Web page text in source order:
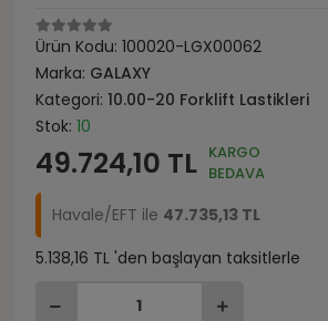
Ürün Kodu: 100020-LGX00062
Marka: GALAXY
Kategori: 10.00-20 Forklift Lastikleri
Stok: 10
49.724,10 TL KARGO
BEDAVA
Havale/EFT ile 47.735,13 TL
5.138,16 TL 'den başlayan taksitlerle